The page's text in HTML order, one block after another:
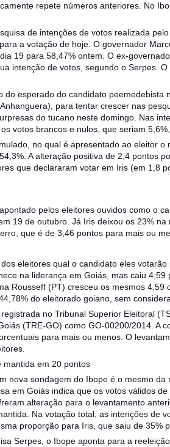
repete números anteriores. No
de intenções de votos realizada
a votação de hoje. O governador
19 para 58,47% ontem. O ex-
intenção de votos, segundo o Serpes.
do esperado do candidato peemedebista
para tentar crescer nas
do tucano neste domingo. Nas
votos brancos e nulos, que seriam
no qual é apresentado ao eleitor
A alteração positiva de 2,4 pontos
que declararam votar em Iris (em 1,8
pelos eleitores ouvidos como o
19 de outubro. Já Iris deixou os 23%
que é de 3,46 pontos para mais ou
eleitores qual o candidato eles
na liderança em Goiás, mas caiu
Rousseff (PT) cresceu os mesmos 4,59
do eleitorado goiano, sem
no Tribunal Superior Eleitoral
(TRE-GO) como GO-00200/2014. A
para mais ou menos. O
mantida em 20 pontos
nova sondagem do Ibope é o mesmo
em Goiás indica que os votos válidos
alteração para o levantamento
Na votação total, as intenções de
proporção para Iris, que saiu de 35%
Serpes, o Ibope aponta para a